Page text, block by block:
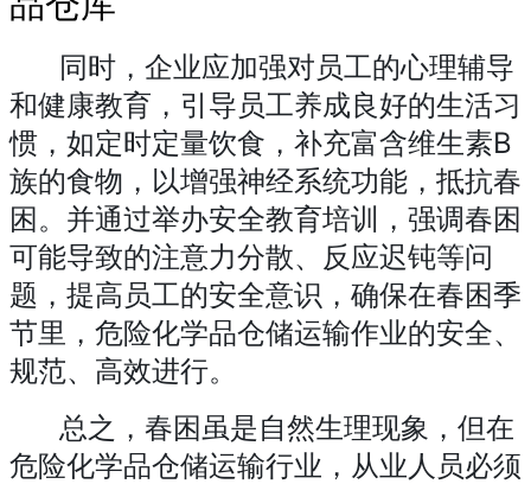
同时，企业应加强对员工的心理辅导
和健康教育，引导员工养成良好的生活习
惯，如定时定量饮食，补充富含维生素B
族的食物，以增强神经系统功能，抵抗春
困。并通过举办安全教育培训，强调春困
可能导致的注意力分散、反应迟钝等问
题，提高员工的安全意识，确保在春困季
节里，危险化学品仓储运输作业的安全、
规范、高效进行。
总之，春困虽是自然生理现象，但在
危险化学品仓储运输行业，从业人员必须